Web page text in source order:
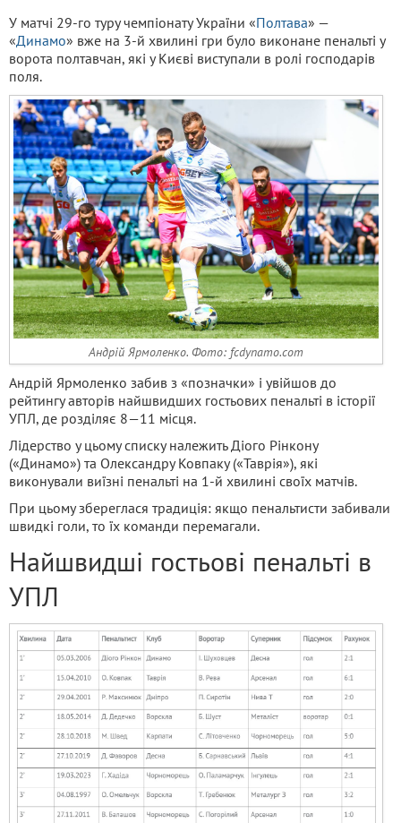
У матчі 29-го туру чемпіонату України «Полтава» —
«Динамо» вже на 3-й хвилині гри було виконане пенальті у
ворота полтавчан, які у Києві виступали в ролі господарів
поля.
Андрій Ярмоленко. Фото: fcdynamo.com
Андрій Ярмоленко забив з «позначки» і увійшов до
рейтингу авторів найшвидших гостьових пенальті в історії
УПЛ, де розділяє 8—11 місця.
Лідерство у цьому списку належить Діого Рінкону
(«Динамо») та Олександру Ковпаку («Таврія»), які
виконували виїзні пенальті на 1-й хвилині своїх матчів.
При цьому збереглася традиція: якщо пенальтисти забивали
швидкі голи, то їх команди перемагали.
Найшвидші гостьові пенальті в
УПЛ